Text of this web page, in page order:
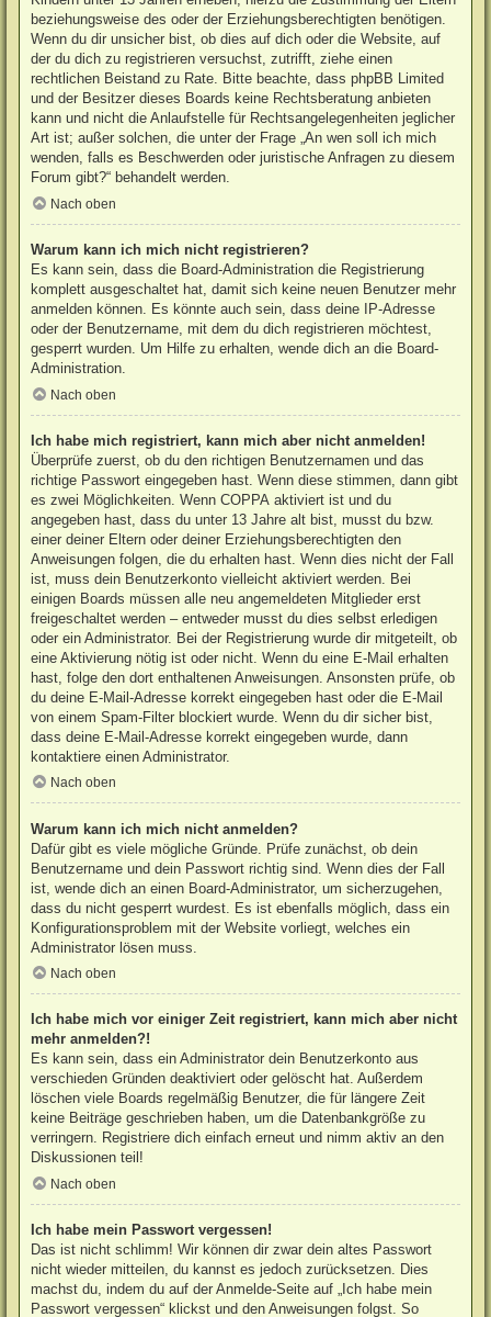
beziehungsweise des oder der Erziehungsberechtigten benötigen.
Wenn du dir unsicher bist, ob dies auf dich oder die Website, auf
der du dich zu registrieren versuchst, zutrifft, ziehe einen
rechtlichen Beistand zu Rate. Bitte beachte, dass phpBB Limited
und der Besitzer dieses Boards keine Rechtsberatung anbieten
kann und nicht die Anlaufstelle für Rechtsangelegenheiten jeglicher
Art ist; außer solchen, die unter der Frage „An wen soll ich mich
wenden, falls es Beschwerden oder juristische Anfragen zu diesem
Forum gibt?“ behandelt werden.
Nach oben
Warum kann ich mich nicht registrieren?
Es kann sein, dass die Board-Administration die Registrierung
komplett ausgeschaltet hat, damit sich keine neuen Benutzer mehr
anmelden können. Es könnte auch sein, dass deine IP-Adresse
oder der Benutzername, mit dem du dich registrieren möchtest,
gesperrt wurden. Um Hilfe zu erhalten, wende dich an die Board-
Administration.
Nach oben
Ich habe mich registriert, kann mich aber nicht anmelden!
Überprüfe zuerst, ob du den richtigen Benutzernamen und das
richtige Passwort eingegeben hast. Wenn diese stimmen, dann gibt
es zwei Möglichkeiten. WennCOPPA aktiviert ist und du
angegeben hast, dass du unter 13 Jahre alt bist, musst du bzw.
einer deiner Eltern oder deiner Erziehungsberechtigten den
Anweisungen folgen, die du erhalten hast. Wenn dies nicht der Fall
ist, muss dein Benutzerkonto vielleicht aktiviert werden. Bei
einigen Boards müssen alle neu angemeldeten Mitglieder erst
freigeschaltet werden – entweder musst du dies selbst erledigen
oder ein Administrator. Bei der Registrierung wurde dir mitgeteilt, ob
eine Aktivierung nötig ist oder nicht. Wenn du eine E-Mail erhalten
hast, folge den dort enthaltenen Anweisungen. Ansonsten prüfe, ob
du deine E-Mail-Adresse korrekt eingegeben hast oder die E-Mail
von einem Spam-Filter blockiert wurde. Wenn du dir sicher bist,
dass deine E-Mail-Adresse korrekt eingegeben wurde, dann
kontaktiere einen Administrator.
Nach oben
Warum kann ich mich nicht anmelden?
Dafür gibt es viele mögliche Gründe. Prüfe zunächst, ob dein
Benutzername und dein Passwort richtig sind. Wenn dies der Fall
ist, wende dich an einen Board-Administrator, um sicherzugehen,
dass du nicht gesperrt wurdest. Es ist ebenfalls möglich, dass ein
Konfigurationsproblem mit der Website vorliegt, welches ein
Administrator lösen muss.
Nach oben
Ich habe mich vor einiger Zeit registriert, kann mich aber nicht
mehr anmelden?!
Es kann sein, dass ein Administrator dein Benutzerkonto aus
verschieden Gründen deaktiviert oder gelöscht hat. Außerdem
löschen viele Boards regelmäßig Benutzer, die für längere Zeit
keine Beiträge geschrieben haben, um die Datenbankgröße zu
verringern. Registriere dich einfach erneut und nimm aktiv an den
Diskussionen teil!
Nach oben
Ich habe mein Passwort vergessen!
Das ist nicht schlimm! Wir können dir zwar dein altes Passwort
nicht wieder mitteilen, du kannst es jedoch zurücksetzen. Dies
machst du, indem du auf der Anmelde-Seite auf „Ich habe mein
Passwort vergessen“ klickst und den Anweisungen folgst. So